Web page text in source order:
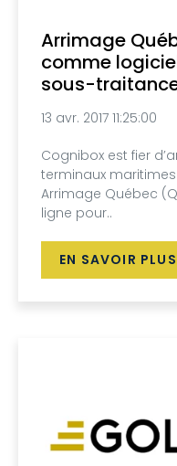
Arrimage
comme
sous-
13 avr. 2017 11:25:00
Cognibox est fier
terminaux
Arrimage Québec
ligne pour..
EN SAVOIR PLUS